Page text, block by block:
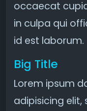
occaecat
in culpa qui
id est laborum.
Big Title
Lorem ipsum
adipisicing